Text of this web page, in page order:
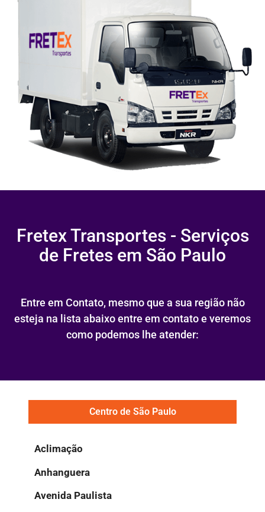
Fretex Transportes - Serviços
de Fretes em São Paulo
Entre em Contato, mesmo que a sua região não
esteja na lista abaixo entre em contato e veremos
como podemos lhe atender:
Centro de São Paulo
Aclimação
Anhanguera
Avenida Paulista